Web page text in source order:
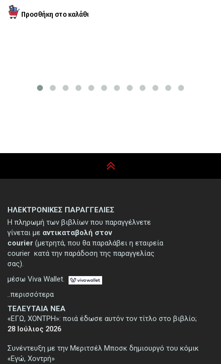
ΤΕΛΕΥΤΑΙΑ ΝΕΑ
«ΕΓΩ, ΧΟΝΤΡΗ»: ποιά έδωσε αυτόν τον τίτλο στο βιβλίο;
28 Ιούλιος 2026
Συνέντευξη με την Μεριτσέλ Μποσκ δημιουργό του κόμικ
«Εγώ, Χοντρή»
ΗΛΕΚΤΡΟΝΙΚΕΣ ΠΑΡΑΓΓΕΛΙΕΣ
Η πληρωμή των βιβλίων που παραγγέλνετε
γίνεται με αντικαταβολή στον
courier (μετρητά, που θα παραλάβει η εταιρεία
courier κατά την παράδοση της παραγγελίας
σας).
μέσω Viva Wallet.
..περισσότερα